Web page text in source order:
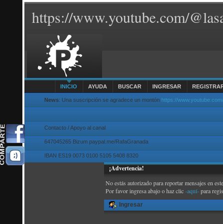
https://www.youtube.com/
INICIO AYUDA BUSCAR INGRESAR
News: Una suscripción se agradece un montón https://
Contacto / Apoyo al canal
647045265 Bizum paypal.me/RafaGranada
IBAN ES19 0073 0100 5105 5408 8320
¡Advertencia!
No estás autorizado para reportar mensajes en
Por favor ingresa abajo o haz clic-aquí-para
Ingresar